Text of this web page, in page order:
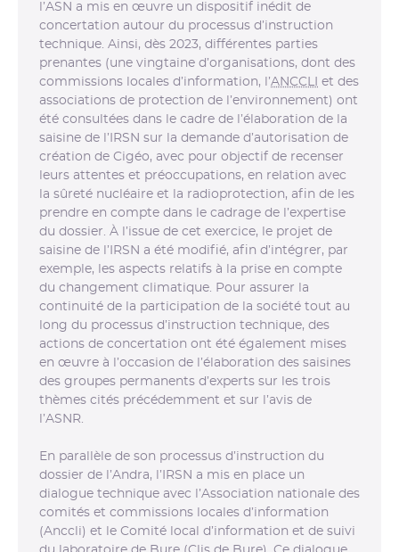
l’ASN a mis en œuvre un dispositif inédit de
concertation autour du processus d’instruction
technique. Ainsi, dès 2023, différentes parties
prenantes (une vingtaine d’organisations, dont des
commissions locales d’information, l’ANCCLI et des
associations de protection de l’environnement) ont
été consultées dans le cadre de l’élaboration de la
saisine de l’IRSN sur la demande d’autorisation de
création de Cigéo, avec pour objectif de recenser
leurs attentes et préoccupations, en relation avec
la sûreté nucléaire et la radioprotection, afin de les
prendre en compte dans le cadrage de l’expertise
du dossier. À l’issue de cet exercice, le projet de
saisine de l’IRSN a été modifié, afin d’intégrer, par
exemple, les aspects relatifs à la prise en compte
du changement climatique. Pour assurer la
continuité de la participation de la société tout au
long du processus d’instruction technique, des
actions de concertation ont été également mises
en œuvre à l’occasion de l’élaboration des saisines
des groupes permanents d’experts sur les trois
thèmes cités précédemment et sur l’avis de
l’ASNR.
En parallèle de son processus d’instruction du
dossier de l’Andra, l’IRSN a mis en place un
dialogue technique avec l’Association nationale des
comités et commissions locales d’information
(Anccli) et le Comité local d’information et de suivi